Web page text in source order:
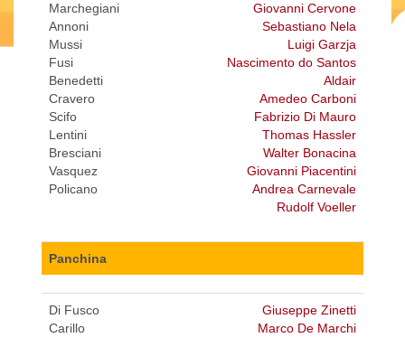
Marchegiani
Annoni
Mussi
Fusi
Benedetti
Cravero
Scifo
Lentini
Bresciani
Vasquez
Policano
Giovanni Cervone
Sebastiano Nela
Luigi Garzja
Nascimento do Santos
Aldair
Amedeo Carboni
Fabrizio Di Mauro
Thomas Hassler
Walter Bonacina
Giovanni Piacentini
Andrea Carnevale
Rudolf Voeller
Panchina
Di Fusco
Carillo
Giuseppe Zinetti
Marco De Marchi